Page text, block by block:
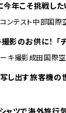
今年こそ挑戦し
ンテスト中部国際
影のお供に！ 「
キ撮影成田国際
し出す旅客機の